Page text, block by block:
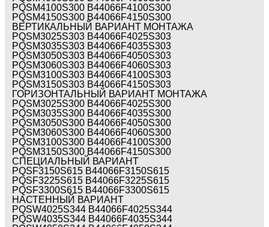
PQSM4100S300 B44066F4100S300
PQSM4150S300 B44066F4150S300
ВЕРТИКАЛЬНЫЙ ВАРИАНТ МОНТАЖА
PQSM3025S303 B44066F4025S303
PQSM3035S303 B44066F4035S303
PQSM3050S303 B44066F4050S303
PQSM3060S303 B44066F4060S303
PQSM3100S303 B44066F4100S303
PQSM3150S303 B44066F4150S303
ГОРИЗОНТАЛЬНЫЙ ВАРИАНТ МОНТАЖА
PQSM3025S300 B44066F4025S300
PQSM3035S300 B44066F4035S300
PQSM3050S300 B44066F4050S300
PQSM3060S300 B44066F4060S300
PQSM3100S300 B44066F4100S300
PQSM3150S300 B44066F4150S300
СПЕЦИАЛЬНЫЙ ВАРИАНТ
PQSF3150S615 B44066F3150S615
PQSF3225S615 B44066F3225S615
PQSF3300S615 B44066F3300S615
НАСТЕННЫЙ ВАРИАНТ
PQSW4025S344 B44066F4025S344
PQSW4035S344 B44066F4035S344